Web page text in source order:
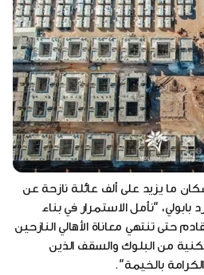
ما يزيد على ألف عائلة نازحة عن
"نأمل الاستمرار في بناء
حتى تنتهي معاناة الأهالي النازحين
من البلوك والسقف الذين
بالخيمة".